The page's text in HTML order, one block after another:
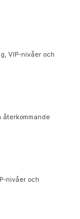
VIP-nivåer och
återkommande
nivåer och